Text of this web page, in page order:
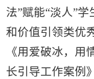
法”赋能“淡人”
和价值引领类优
《用爱破冰，
长引导工作案例